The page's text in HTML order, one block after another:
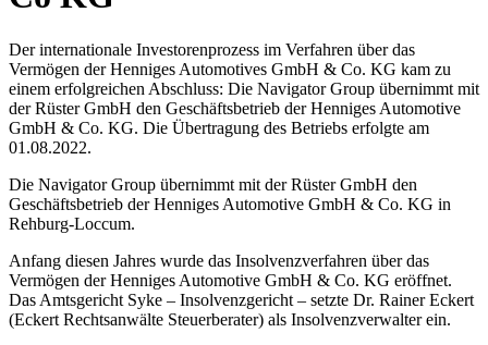
Der internationale Investorenprozess im Verfahren über das
Vermögen der Henniges Automotives GmbH & Co. KG kam zu
einem erfolgreichen Abschluss: Die Navigator Group übernimmt mit
der Rüster GmbH den Geschäftsbetrieb der Henniges Automotive
GmbH & Co. KG. Die Übertragung des Betriebs erfolgte am
01.08.2022.
Die Navigator Group übernimmt mit der Rüster GmbH den
Geschäftsbetrieb der Henniges Automotive GmbH & Co. KG in
Rehburg-Loccum.
Anfang diesen Jahres wurde das Insolvenzverfahren über das
Vermögen der Henniges Automotive GmbH & Co. KG eröffnet.
Das Amtsgericht Syke – Insolvenzgericht – setzte Dr. Rainer Eckert
(Eckert Rechtsanwälte Steuerberater) als Insolvenzverwalter ein.